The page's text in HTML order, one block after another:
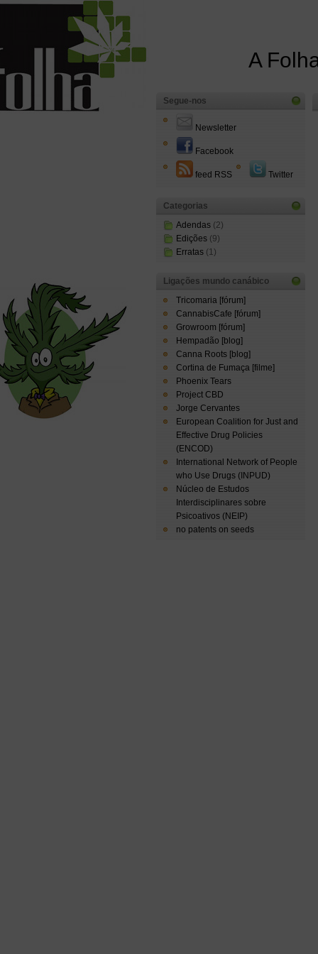
A
Segue-nos
Newsletter
Facebook
feed RSS Twitter
Categorias
Adendas (2)
Edições (9)
Erratas (1)
Ligações mundo canábico
Tricomaria [fórum]
CannabisCafe [fórum]
Growroom [fórum]
Hempadão [blog]
Canna Roots [blog]
Cortina de Fumaça [filme]
Phoenix Tears
Project CBD
Jorge Cervantes
European Coalition for Just and
Effective Drug Policies
(ENCOD)
International Network of People
who Use Drugs (INPUD)
Núcleo de Estudos
Interdisciplinares sobre
Psicoativos (NEIP)
no patents on seeds